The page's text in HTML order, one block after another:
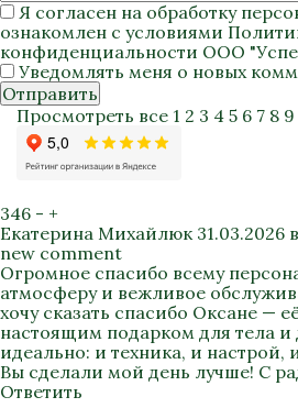
Я согласен на обработку
ознакомлен с условиями
конфиденциальности ООО
Уведомлять меня о новых
Отправить
Просмотреть все 1 2 3 4 5 6 7 8 9
346 - +
Екатерина Михайлюк 31.03.2026
new comment
Огромное спасибо всему
атмосферу и вежливое
хочу сказать спасибо Оксане —
настоящим подарком для тела
идеально: и техника, и настрой,
Вы сделали мой день лучше! С
Ответить